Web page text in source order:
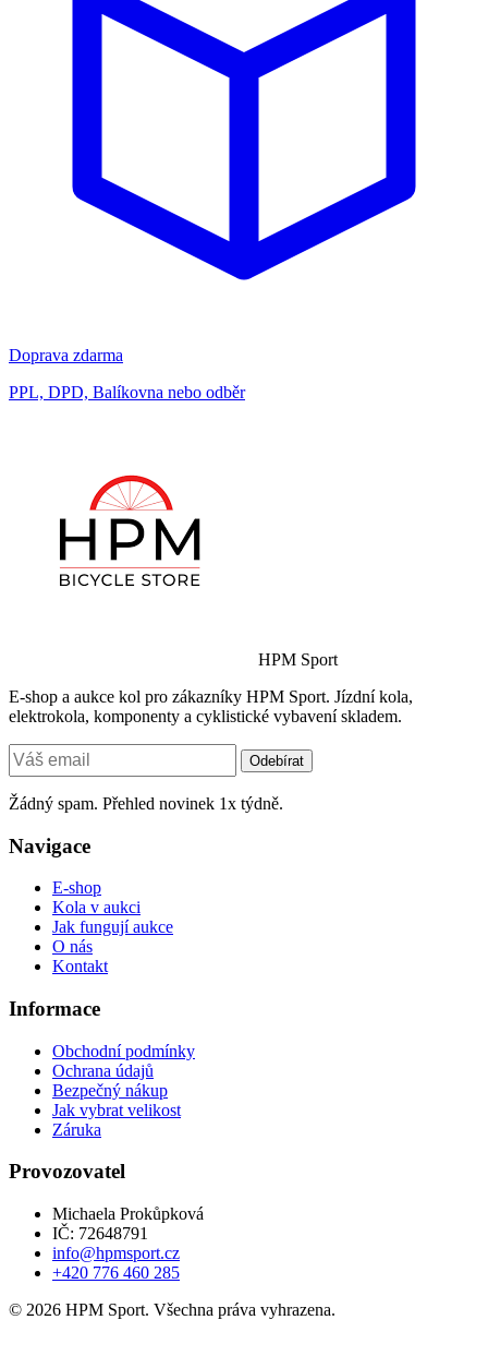
Doprava zdarma
PPL, DPD, Balíkovna nebo odběr
HPM Sport
E-shop a aukce kol pro zákazníky HPM Sport. Jízdní kola,
elektrokola, komponenty a cyklistické vybavení skladem.
Odebírat
Žádný spam. Přehled novinek 1x týdně.
Navigace
E-shop
Kola v aukci
Jak fungují aukce
O nás
Kontakt
Informace
Obchodní podmínky
Ochrana údajů
Bezpečný nákup
Jak vybrat velikost
Záruka
Provozovatel
Michaela Prokůpková
IČ: 72648791
info@hpmsport.cz
+420 776 460 285
© 2026 HPM Sport. Všechna práva vyhrazena.